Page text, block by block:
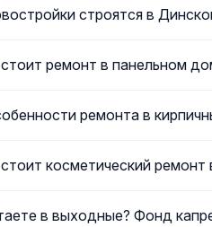
строятся в
ремонт в панельном
ремонта в
косметический ремонт
в выходные? Фонд